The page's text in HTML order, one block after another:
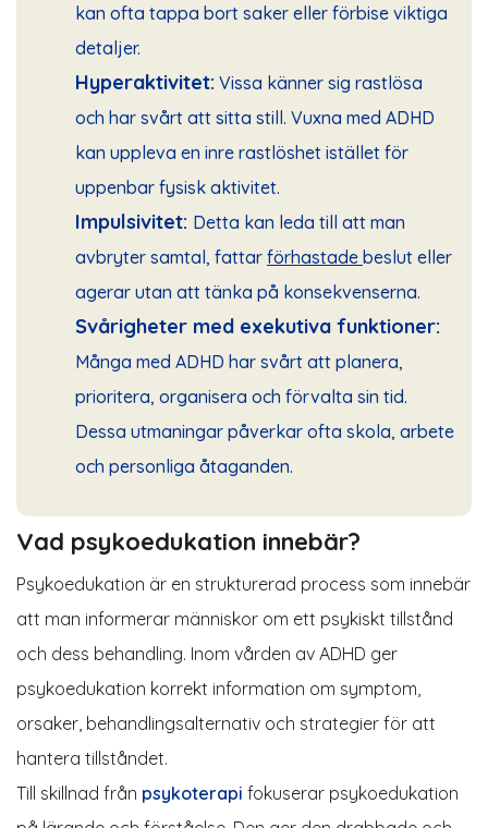
kan ofta tappa bort saker eller förbise viktiga
detaljer.
Hyperaktivitet: Vissa känner sig rastlösa
och har svårt att sitta still. Vuxna med ADHD
kan uppleva en inre rastlöshet istället för
uppenbar fysisk aktivitet.
Impulsivitet: Detta kan leda till att man
avbryter samtal, fattar förhastade beslut eller
agerar utan att tänka på konsekvenserna.
Svårigheter med exekutiva funktioner:
Många med ADHD har svårt att planera,
prioritera, organisera och förvalta sin tid.
Dessa utmaningar påverkar ofta skola, arbete
och personliga åtaganden.
Vad psykoedukation innebär?
Psykoedukation är en strukturerad process som innebär
att man informerar människor om ett psykiskt tillstånd
och dess behandling. Inom vården av ADHD ger
psykoedukation korrekt information om symptom,
orsaker, behandlingsalternativ och strategier för att
hantera tillståndet.
Till skillnad från psykoterapi fokuserar psykoedukation